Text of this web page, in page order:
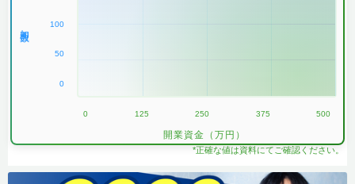
100
50
0
0 125 250 375 500
開業資金（万円）
*正確な値は資料にてご確認ください。